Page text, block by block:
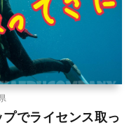
でライセンス取っ